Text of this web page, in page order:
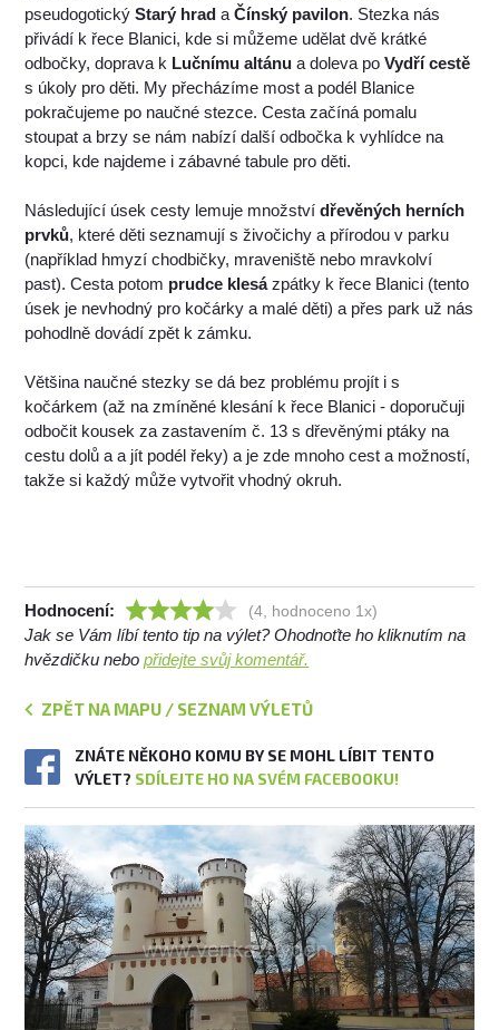
pseudogotickýStarý hrad aČínský pavilon. Stezka nás
přivádí k řece Blanici, kde si můžeme udělat dvě krátké
odbočky, doprava k Lučnímu altánu a doleva poVydří cestě
s úkoly pro děti. My přecházíme most a podél Blanice
pokračujeme po naučné stezce. Cesta začíná pomalu
stoupat a brzy se nám nabízí další odbočka k vyhlídce na
kopci, kde najdeme i zábavné tabule pro děti.
Následující úsek cesty lemuje množstvídřevěných herních
prvků, které děti seznamují s živočichy a přírodou v parku
(například hmyzí chodbičky, mraveniště nebo mravkolví
past). Cesta potom prudce klesázpátky k řece Blanici (tento
úsek je nevhodný pro kočárky a malé děti) a přes park už nás
pohodlně dovádí zpět k zámku.
Většina naučné stezky se dá bez problému projít i s
kočárkem (až na zmíněné klesání k řece Blanici - doporučuji
odbočit kousek za zastavením č. 13 s dřevěnými ptáky na
cestu dolů a a jít podél řeky) a je zde mnoho cest a možností,
takže si každý může vytvořit vhodný okruh.
Hodnocení: (4, hodnoceno 1x)
Jak se Vám líbí tento tip na výlet? Ohodnoťte ho kliknutím na
hvězdičku nebopřidejte svůj komentář.
ZPĚT NA MAPU / SEZNAM VÝLETŮ
ZNÁTE NĚKOHO KOMU BY SE MOHL LÍBIT TENTO
VÝLET? SDÍLEJTE HO NA SVÉM FACEBOOKU!